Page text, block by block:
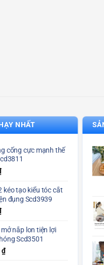
NHẤT
cống cực mạnh thế
kéo tạo kiểu tóc cắt
đụng Scd3939
mở nắp lon tiện lợi
Scd3501
₫